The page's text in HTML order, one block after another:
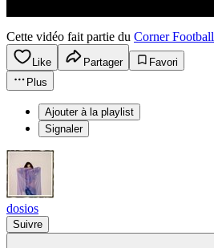
Cette vidéo fait partie du Corner Football
Like Partager
Favori
Plus
Ajouter à la playlist
Signaler
dosios
Suivre